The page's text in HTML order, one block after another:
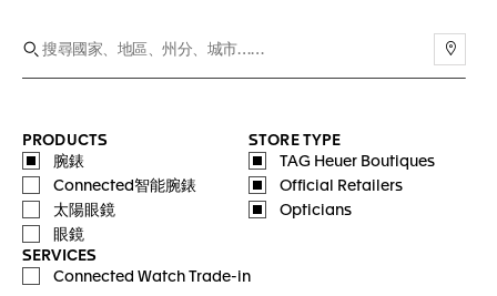
PRODUCTS
腕錶
Connected智能腕錶
太陽眼鏡
眼鏡
STORE TYPE
TAG Heuer Boutiques
Official Retailers
Opticians
SERVICES
Connected Watch Trade-in